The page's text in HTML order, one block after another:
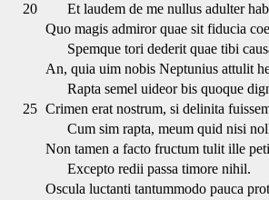
20
Et laudem de me nullus adulter
Quo magis admiror quae sit fiducia
Spemque tori dederit quae tibi
An, quia uim nobis Neptunius attulit
Rapta semel uideor bis quoque
25 Crimen erat nostrum, si delinita
Cum sim rapta, meum quid nisi
Non tamen a facto fructum tulit ille
Excepto redii passa timore nihil.
Oscula luctanti tantummodo pauca